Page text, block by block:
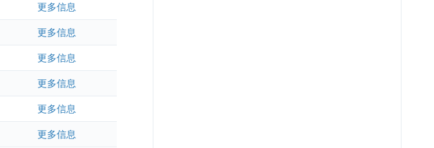
更多信息
更多信息
更多信息
更多信息
更多信息
更多信息